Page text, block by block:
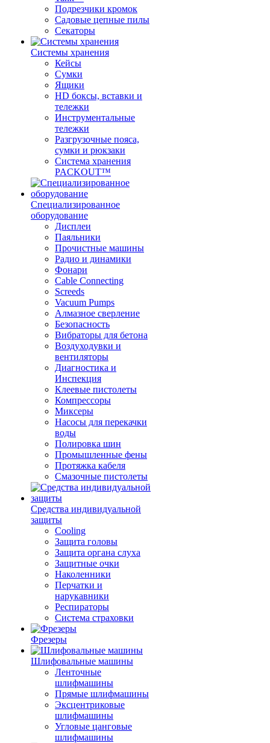
Подрезчики кромок
Садовые цепные пилы
Секаторы
Системы хранения
Кейсы
Сумки
Ящики
HD боксы, вставки и
тележки
Инструментальные
тележки
Разгрузочные пояса,
сумки и рюкзаки
Система хранения
PACKOUT™
Специализированное
оборудование
Дисплеи
Паяльники
Прочистные машины
Радио и динамики
Фонари
Cable Connecting
Screeds
Vacuum Pumps
Алмазное сверление
Безопасность
Вибраторы для бетона
Воздуходувки и
вентиляторы
Диагностика и
Инспекция
Клеевые пистолеты
Компрессоры
Миксеры
Насосы для перекачки
воды
Полировка шин
Промышленные фены
Протяжка кабеля
Смазочные пистолеты
Средства индивидуальной
защиты
Cooling
Защита головы
Защита органа слуха
Защитные очки
Наколенники
Перчатки и
нарукавники
Респираторы
Система страховки
Фрезеры
Шлифовальные машины
Ленточные
шлифмашины
Прямые шлифмашины
Эксцентриковые
шлифмашины
Угловые цанговые
шлифмашины